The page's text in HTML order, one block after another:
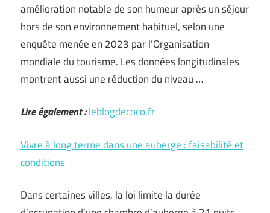
amélioration notable de son humeur après un séjour
hors de son environnement habituel, selon une
enquête menée en 2023 par l’Organisation
mondiale du tourisme. Les données longitudinales
montrent aussi une réduction du niveau …
Lire également :leblogdecoco.fr
Vivre à long terme dans une auberge : faisabilité et
conditions
Dans certaines villes, la loi limite la durée